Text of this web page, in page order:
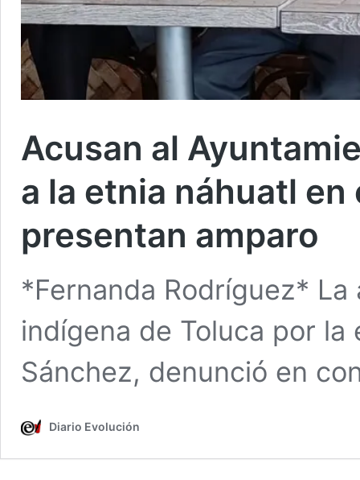
Acusan al
a la etnia náhuatl
presentan amparo
*Fernanda Rodríguez*
indígena de Toluca por la
Sánchez, denunció en
Diario Evolución